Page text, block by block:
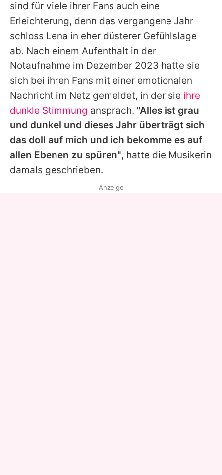
sind für viele ihrer Fans auch eine
Erleichterung, denn das vergangene Jahr
schloss Lena in eher düsterer Gefühlslage
ab. Nach einem Aufenthalt in der
Notaufnahme im Dezember 2023 hatte sie
sich bei ihren Fans mit einer emotionalen
Nachricht im Netz gemeldet, in der sie ihre
dunkle Stimmung ansprach. "Alles ist grau
und dunkel und dieses Jahr überträgt sich
das doll auf mich und ich bekomme es auf
allen Ebenen zu spüren", hatte die Musikerin
damals geschrieben.
Anzeige